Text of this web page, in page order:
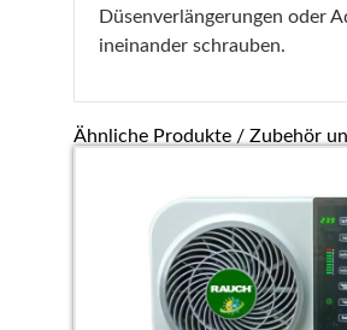
Düsenverlängerungen oder
ineinander schrauben.
Ähnliche Produkte / Zubehör